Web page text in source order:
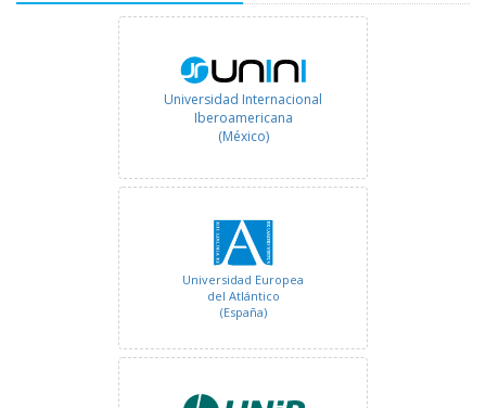
Universidad Internacional
Iberoamericana
(México)
Universidad Europea
del Atlántico
(España)